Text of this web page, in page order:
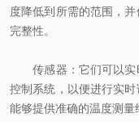
度降低到所需的范围，
完整性。
传感器：它们可以实
控制系统，以便进行实
能够提供准确的温度测量